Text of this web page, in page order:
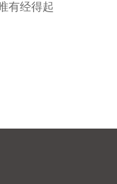
有经得起